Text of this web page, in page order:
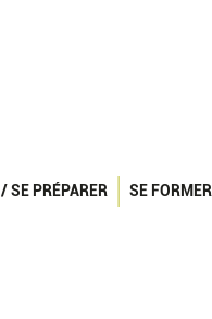
SE PRÉPARER SE FORMER